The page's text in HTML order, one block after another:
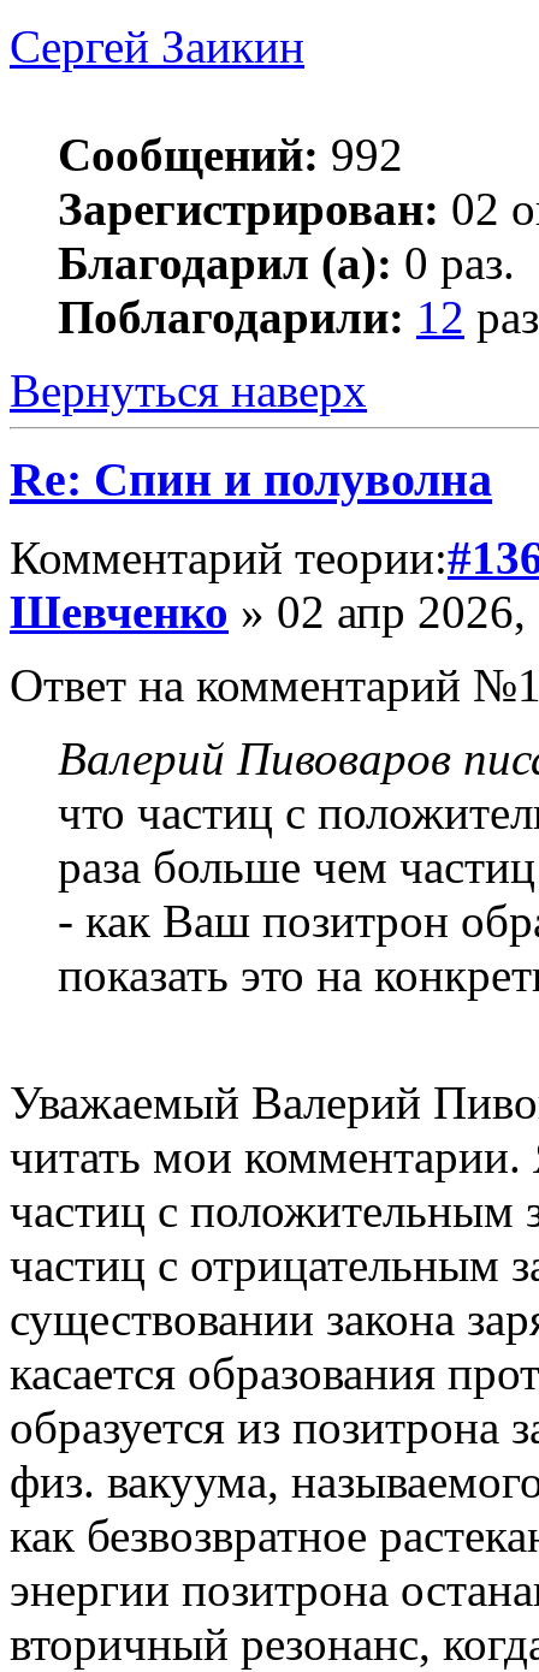
Сергей Заикин
Сообщений: 992
Зарегистрирован: 02
Благодарил (а): 0 раз.
Поблагодарили: 12
Вернуться наверх
Re: Спин и полуволна
Комментарий теории:
Шевченко » 02 апр
Ответ на комментарий
Валерий Пивоваров
что частиц с
раза больше чем
- как Ваш позитрон
показать это на
Уважаемый Валерий
читать мои
частиц с положительным
частиц с отрицательным
существовании закона
касается образования
образуется из позитрона
физ. вакуума,
как безвозвратное
энергии позитрона
вторичный резонанс,